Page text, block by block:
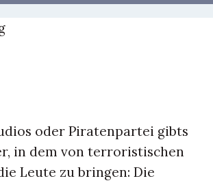
oder Piratenpartei gibts
in dem von terroristischen
Leute zu bringen: Die